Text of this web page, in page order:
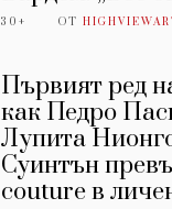
30+ ОТ
Първият ред
как Педро
Лупита
Суинтън
couture в